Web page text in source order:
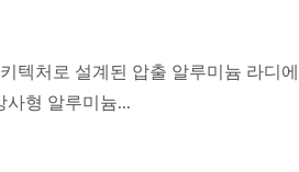
텍처로 설계된 압출 알루미늄 라디
사형 알루미늄...